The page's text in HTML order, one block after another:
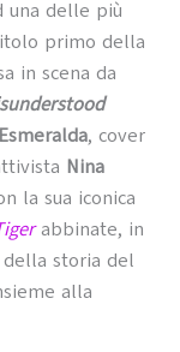
una delle più
primo della
in scena da
, cover
Nina
la sua iconica
abbinate, in
storia del
alla